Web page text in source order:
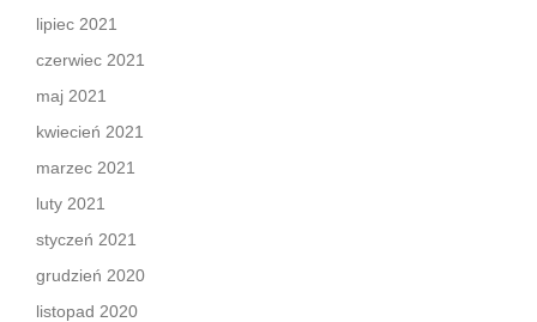
lipiec 2021
czerwiec 2021
maj 2021
kwiecień 2021
marzec 2021
luty 2021
styczeń 2021
grudzień 2020
listopad 2020